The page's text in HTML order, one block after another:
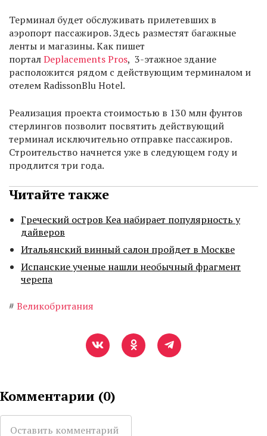
Терминал будет обслуживать прилетевших в
аэропорт пассажиров. Здесь разместят багажные
ленты и магазины. Как пишет
порталDeplacements Pros, 3-этажное здание
расположится рядом с действующим терминалом и
отелем RadissonBlu Hotel.
Реализация проекта стоимостью в 130 млн фунтов
стерлингов позволит посвятить действующий
терминал исключительно отправке пассажиров.
Строительство начнется уже в следующем году и
продлится три года.
Читайте также
Греческий остров Кеа набирает популярность у
дайверов
Итальянский винный салон пройдет в Москве
Испанские ученые нашли необычный фрагмент
черепа
# Великобритания
Комментарии (0)